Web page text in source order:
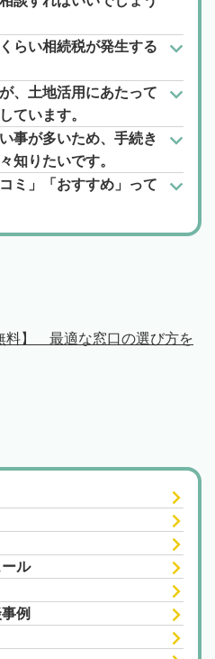
らい相続税が発生する
、土地活用にあたって
ています。
事が多いため、手続き
知りたいです。
ミ」「おすすめ」って
料】 最適な窓口の選び方を
ル
例